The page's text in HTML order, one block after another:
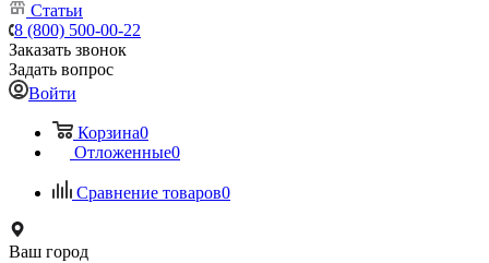
Статьи
8 (800) 500-00-22
Заказать звонок
Задать вопрос
Войти
Корзина0
Отложенные0
Сравнение товаров0
Ваш город